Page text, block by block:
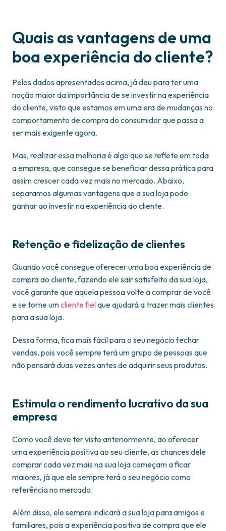
Quais as vantagens de uma
boa experiência do cliente?
Pelos dados apresentados acima, já deu para ter uma
noção maior da importância de se investir na experiência
do cliente, visto que estamos em uma era de mudanças no
comportamento de compra do consumidor que passa a
ser mais exigente agora.
Mas, realizar essa melhoria é algo que se reflete em toda
a empresa, que consegue se beneficiar dessa prática para
assim crescer cada vez mais no mercado. Abaixo,
separamos algumas vantagens que a sua loja pode
ganhar ao investir na experiência do cliente.
Retenção e fidelização de clientes
Quando você consegue oferecer uma boa experiência de
compra ao cliente, fazendo ele sair satisfeito da sua loja,
você garante que aquela pessoa volte a comprar de você
e se torne umcliente fielque ajudará a trazer mais clientes
para a sua loja.
Dessa forma, fica mais fácil para o seu negócio fechar
vendas, pois você sempre terá um grupo de pessoas que
não pensará duas vezes antes de adquirir seus produtos.
Estimula o rendimento lucrativo da sua
empresa
Como você deve ter visto anteriormente, ao oferecer
uma experiência positiva ao seu cliente, as chances dele
comprar cada vez mais na sua loja começam a ficar
maiores, já que ele sempre terá o seu negócio como
referência no mercado.
Além disso, ele sempre indicará a sua loja para amigos e
familiares, pois a experiência positiva de compra que ele